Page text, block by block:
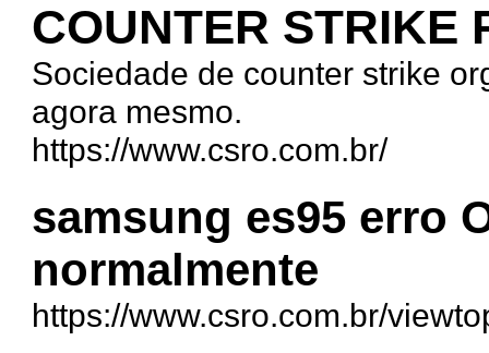
COUNTER STRIKE
Sociedade de counter strike
agora mesmo.
https://www.csro.com.br/
samsung es95 erro
normalmente
https://www.csro.com.br/